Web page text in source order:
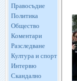
Правосъдие
Политика
Общество
Коментари
Разследване
Култура и спорт
Интервю
Скандално